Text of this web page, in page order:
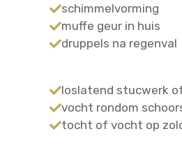
schimmelvorming
muffe geur in huis
druppels na regenval
loslatend stucwerk
vocht rondom
tocht of vocht op